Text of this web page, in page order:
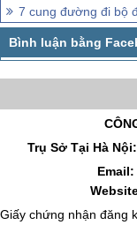
7 cung đường đi bộ
Trụ Sở Tại Hà Nội:
Giấy chứng nhận đăng